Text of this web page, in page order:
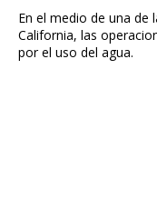
En el medio de una de
California, las
por el uso del agua.